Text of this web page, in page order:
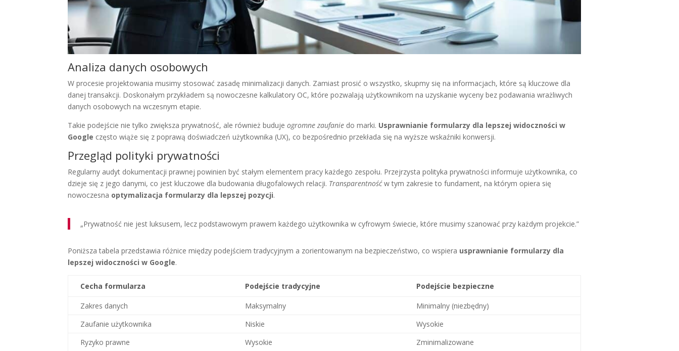
Analiza danych osobowych
W procesie projektowania musimy stosować zasadę minimalizacji danych. Zamiast prosić o wszystko, skupmy się na informacjach, które są kluczowe dla
danej transakcji. Doskonałym przykładem są nowoczesne kalkulatory OC, które pozwalają użytkownikom na uzyskanie wyceny bez podawania wrażliwych
danych osobowych na wczesnym etapie.
Takie podejście nie tylko zwiększa prywatność, ale również budujeogromne zaufanie do marki. Usprawnianie formularzy dla lepszej widoczności w
Google często wiąże się z poprawą doświadczeń użytkownika (UX), co bezpośrednio przekłada się na wyższe wskaźniki konwersji.
Przegląd polityki prywatności
Regularny audyt dokumentacji prawnej powinien być stałym elementem pracy każdego zespołu. Przejrzysta polityka prywatności informuje użytkownika, co
dzieje się z jego danymi, co jest kluczowe dla budowania długofalowych relacji. Transparentnośćw tym zakresie to fundament, na którym opiera się
nowoczesna optymalizacja formularzy dla lepszej pozycji.
„Prywatność nie jest luksusem, lecz podstawowym prawem każdego użytkownika w cyfrowym świecie, które musimy szanować przy każdym projekcie.”
Poniższa tabela przedstawia różnice między podejściem tradycyjnym a zorientowanym na bezpieczeństwo, co wspiera usprawnianie formularzy dla
lepszej widoczności w Google.
Cecha formularza Podejście tradycyjne Podejście bezpieczne
Zakres danych Maksymalny
Minimalny (niezbędny)
Zaufanie użytkownika
Niskie
Wysokie
Ryzyko prawne
Wysokie Zminimalizowane